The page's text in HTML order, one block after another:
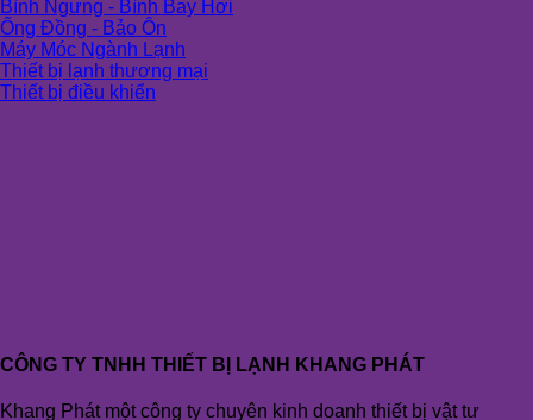
Bình Ngưng - Bình Bay Hơi
Ống Đồng - Bảo Ôn
Máy Móc Ngành Lạnh
Thiết bị lạnh thương mại
Thiết bị điều khiển
CÔNG TY TNHH THIẾT BỊ LẠNH KHANG PHÁT
Khang Phát một công ty chuyên kinh doanh thiết bị vật tư